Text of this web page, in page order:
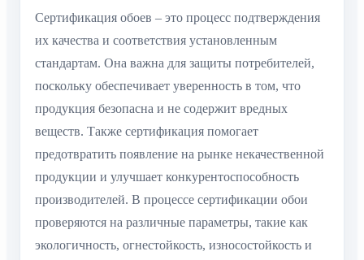
Сертификация обоев – это процесс подтверждения
их качества и соответствия установленным
стандартам. Она важна для защиты потребителей,
поскольку обеспечивает уверенность в том, что
продукция безопасна и не содержит вредных
веществ. Также сертификация помогает
предотвратить появление на рынке некачественной
продукции и улучшает конкурентоспособность
производителей. В процессе сертификации обои
проверяются на различные параметры, такие как
экологичность, огнестойкость, износостойкость и